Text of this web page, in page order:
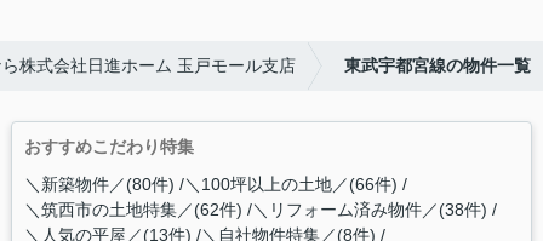
株式会社日進ホーム 玉戸モール支店 東武宇都宮線の物件一覧
おすすめこだわり特集
＼新築物件／(80件) ＼100坪以上の土地／(66件)
＼筑西市の土地特集／(62件) ＼リフォーム済み物件／(38件)
＼人気の平屋／(13件) ＼自社物件特集／(8件)